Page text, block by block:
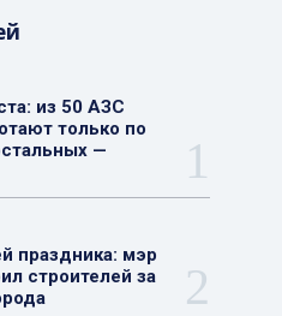
из 50 АЗС
только по
—
праздника: мэр
строителей за